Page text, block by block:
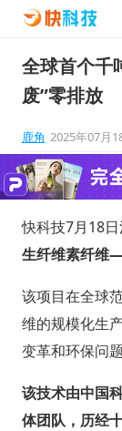
全球首个千
废”零排放
鹿角 2025年07月
快科技7月18日
生纤维素纤维
该项目在全球
维的规模化生
变革和环保问
该技术由中国
体团队，历经